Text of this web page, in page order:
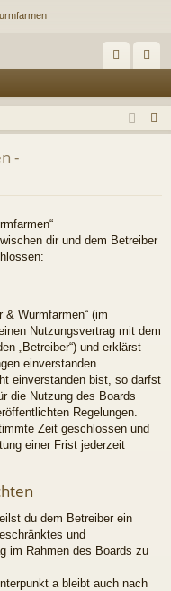
m
el
ist
rie
u
-
dir und dem Betreiber
& Wurmfarmen“ (im
Nutzungsvertrag mit dem
„Betreiber“) und erklärst
einverstanden.
einverstanden bist, so darfst
die Nutzung des Boards
Regelungen.
Zeit geschlossen und
einer Frist jederzeit
du dem Betreiber ein
und
im Rahmen des Boards zu
a bleibt auch nach